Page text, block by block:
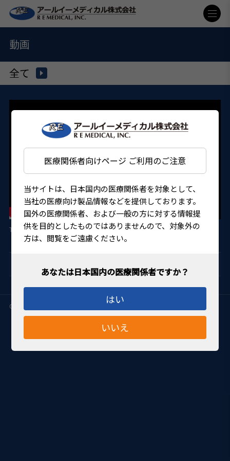
医療関係者向けページ ご利用のご注意
当サイトは、日本国内の医療関係者を対象として、
当社の医療向け製品情報などを提供しております。
国外の医療関係者、および一般の方に対する情報提
供を目的としたものではありませんので、対象外の
方は、閲覧をご遠慮ください。
はい
いいえ
動画
全て
Tono Veraプローブチャンバー クリーニング手順
Copyright (C) アールイーメディカル株式会社